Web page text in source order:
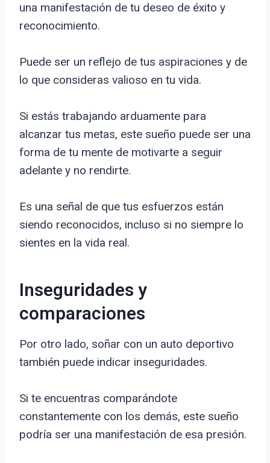
una manifestación de tu deseo de éxito y
reconocimiento.
Puede ser un reflejo de tus aspiraciones y de
lo que consideras valioso en tu vida.
Si estás trabajando arduamente para
alcanzar tus metas, este sueño puede ser una
forma de tu mente de motivarte a seguir
adelante y no rendirte.
Es una señal de que tus esfuerzos están
siendo reconocidos, incluso si no siempre lo
sientes en la vida real.
Inseguridades y
comparaciones
Por otro lado, soñar con un auto deportivo
también puede indicar inseguridades.
Si te encuentras comparándote
constantemente con los demás, este sueño
podría ser una manifestación de esa presión.